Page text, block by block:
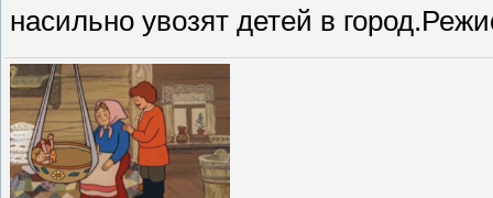
насильно увозят детей в